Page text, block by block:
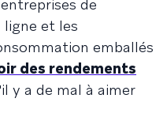
de
et les
emballés
des rendements
y a de mal à aimer